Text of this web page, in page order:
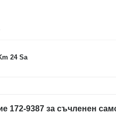
24 Sa
172-9387 за съчленен